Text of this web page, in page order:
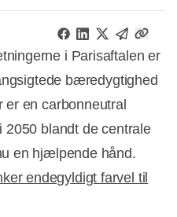
i Parisaftalen er
bæredygtighed
er en carbonneutral
2050 blandt de centrale
en hjælpende hånd.
endegyldigt farvel til